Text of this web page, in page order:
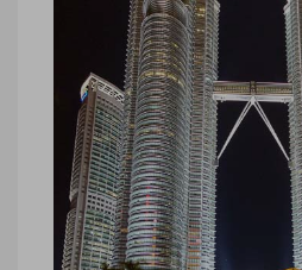
Malaisie, tours
Lumpur
Malaisie, tours